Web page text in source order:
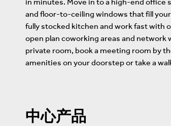
and floor-to-ceiling windows that fill
fully stocked kitchen and work fast with
open plan coworking areas and network
private room, book a meeting room by
amenities on your doorstep or take a
中心产品